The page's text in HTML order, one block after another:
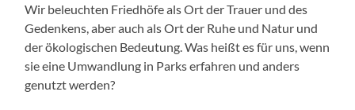
Wir beleuchten Friedhöfe als Ort der Trauer und des
Gedenkens, aber auch als Ort der Ruhe und Natur und
der ökologischen Bedeutung. Was heißt es für uns, wenn
sie eine Umwandlung in Parks erfahren und anders
genutzt werden?